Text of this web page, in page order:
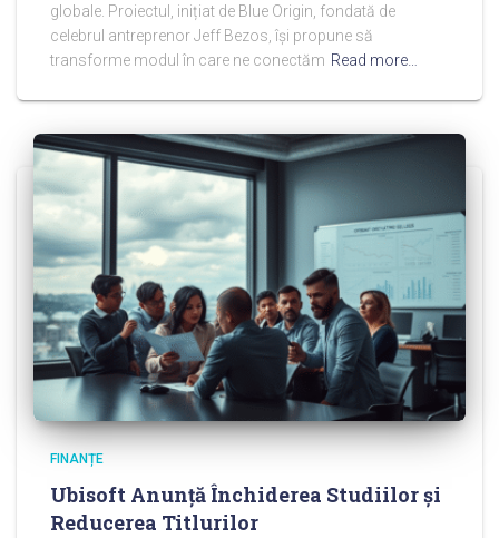
globale. Proiectul, inițiat de Blue Origin, fondată de
celebrul antreprenor Jeff Bezos, își propune să
transforme modul în care ne conectăm Read more…
FINANȚE
Ubisoft Anunță Închiderea Studiilor și
Reducerea Titlurilor